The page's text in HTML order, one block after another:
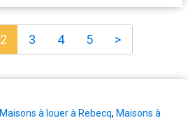
2 3 4 5 >
Maisons à louer à Rebecq, Maisons à